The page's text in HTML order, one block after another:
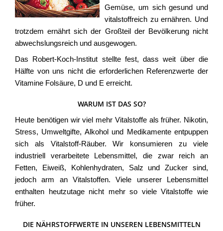
Gemüse, um sich gesund und
vitalstoffreich zu ernähren. Und
trotzdem ernährt sich der Großteil der Bevölkerung nicht
abwechslungsreich und ausgewogen.
Das Robert-Koch-Institut stellte fest, dass weit über die
Hälfte von uns nicht die erforderlichen Referenzwerte der
Vitamine Folsäure, D und E erreicht.
WARUM IST DAS SO?
Heute benötigen wir viel mehr Vitalstoffe als früher. Nikotin,
Stress, Umweltgifte, Alkohol und Medikamente entpuppen
sich als Vitalstoff-Räuber. Wir konsumieren zu viele
industriell verarbeitete Lebensmittel, die zwar reich an
Fetten, Eiweiß, Kohlenhydraten, Salz und Zucker sind,
jedoch arm an Vitalstoffen. Viele unserer Lebensmittel
enthalten heutzutage nicht mehr so viele Vitalstoffe wie
früher.
DIE NÄHRSTOFFWERTE IN UNSEREN LEBENSMITTELN